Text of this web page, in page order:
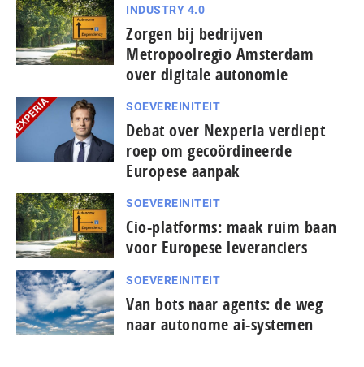
INDUSTRY 4.0
Zorgen bij bedrijven
Metropoolregio Amsterdam
over digitale autonomie
SOEVEREINITEIT
Debat over Nexperia verdiept
roep om gecoördineerde
Europese aanpak
SOEVEREINITEIT
Cio-platforms: maak ruim baan
voor Europese leveranciers
SOEVEREINITEIT
Van bots naar agents: de weg
naar autonome ai-systemen